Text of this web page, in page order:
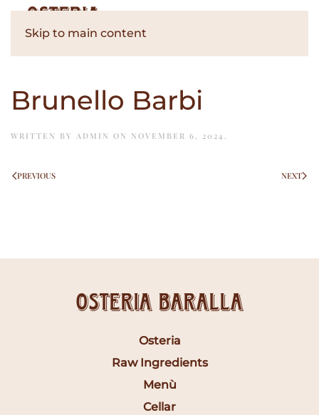
Skip to main content
Brunello Barbi
WRITTEN BY ADMIN ON NOVEMBER 6, 2024 .
PREVIOUS NEXT
Osteria Baralla
Osteria
Raw Ingredients
Menù
Cellar